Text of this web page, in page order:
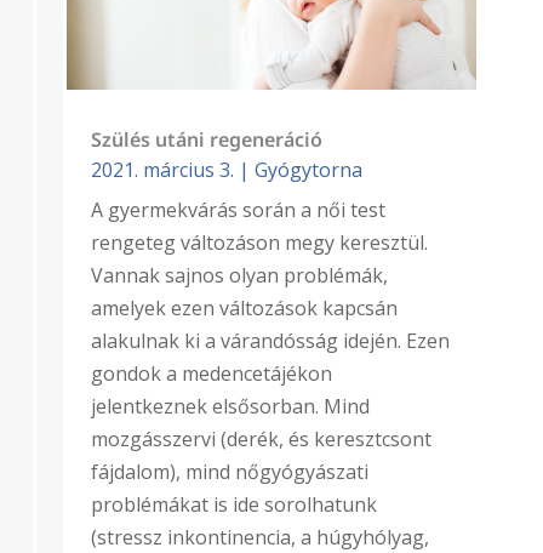
Szülés utáni regeneráció
2021. március 3. |Gyógytorna
A gyermekvárás során a női test
rengeteg változáson megy keresztül.
Vannak sajnos olyan problémák,
amelyek ezen változások kapcsán
alakulnak ki a várandósság idején. Ezen
gondok a medencetájékon
jelentkeznek elsősorban. Mind
mozgásszervi (derék, és keresztcsont
fájdalom), mind nőgyógyászati
problémákat is ide sorolhatunk
(stressz inkontinencia, a húgyhólyag,